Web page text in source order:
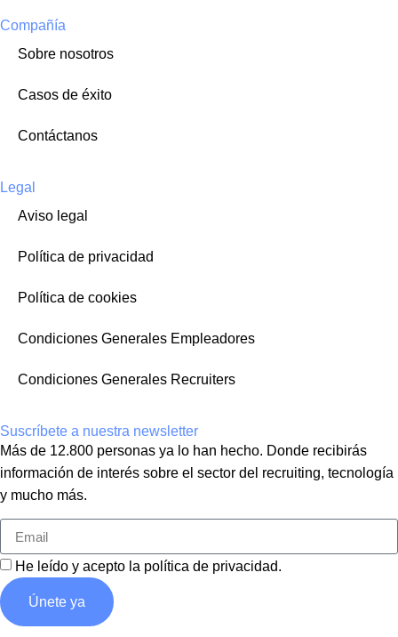
Compañía
Sobre nosotros
Casos de éxito
Contáctanos
Legal
Aviso legal
Política de privacidad
Política de cookies
Condiciones Generales Empleadores
Condiciones Generales Recruiters
Suscríbete a nuestra newsletter
Más de 12.800 personas ya lo han hecho. Donde recibirás
información de interés sobre el sector del recruiting, tecnología
y mucho más.
He leído y acepto la política de privacidad.
Únete ya